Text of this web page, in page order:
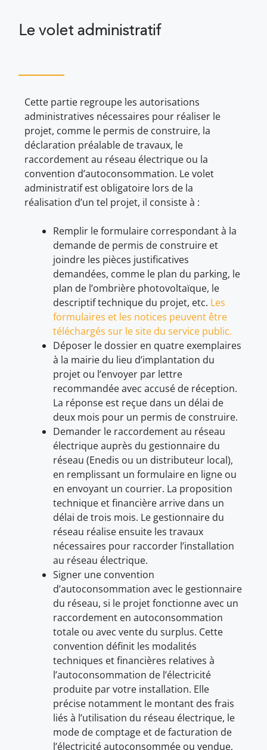
Le volet administratif
Cette partie regroupe les autorisations
administratives nécessaires pour réaliser le
projet, comme le permis de construire, la
déclaration préalable de travaux, le
raccordement au réseau électrique ou la
convention d’autoconsommation. Le volet
administratif est obligatoire lors de la
réalisation d’un tel projet, il consiste à :
Remplir le formulaire correspondant à la
demande de permis de construire et
joindre les pièces justificatives
demandées, comme le plan du parking, le
plan de l’ombrière photovoltaïque, le
descriptif technique du projet, etc. Les
formulaires et les notices peuvent être
téléchargés sur le site du service public.
Déposer le dossier en quatre exemplaires
à la mairie du lieu d’implantation du
projet ou l’envoyer par lettre
recommandée avec accusé de réception.
La réponse est reçue dans un délai de
deux mois pour un permis de construire.
Demander le raccordement au réseau
électrique auprès du gestionnaire du
réseau (Enedis ou un distributeur local),
en remplissant un formulaire en ligne ou
en envoyant un courrier. La proposition
technique et financière arrive dans un
délai de trois mois. Le gestionnaire du
réseau réalise ensuite les travaux
nécessaires pour raccorder l’installation
au réseau électrique.
Signer une convention
d’autoconsommation avec le gestionnaire
du réseau, si le projet fonctionne avec un
raccordement en autoconsommation
totale ou avec vente du surplus. Cette
convention définit les modalités
techniques et financières relatives à
l’autoconsommation de l’électricité
produite par votre installation. Elle
précise notamment le montant des frais
liés à l’utilisation du réseau électrique, le
mode de comptage et de facturation de
l’électricité autoconsommée ou vendue,